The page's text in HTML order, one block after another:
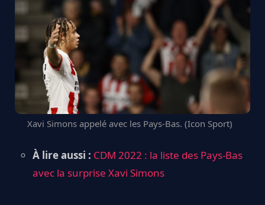
Xavi Simons appelé avec les Pays-Bas. (Icon Sport)
À lire aussi : CDM 2022 : la liste des Pays-Bas
avec la surprise Xavi Simons